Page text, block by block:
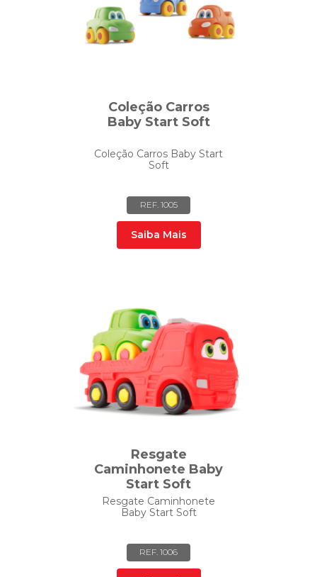
Coleção Carros
Baby Start Soft
Coleção Carros Baby Start
Soft
REF. 1005
Saiba Mais
Resgate
Caminhonete Baby
Start Soft
Resgate Caminhonete
Baby Start Soft
REF. 1006